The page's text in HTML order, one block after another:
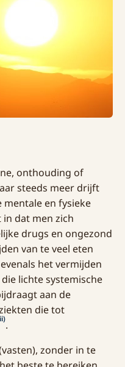
onthouding of
steeds meer drijft
mentale en fysieke
dat men zich
drugs en ongezond
van te veel eten
het vermijden
lichte systemische
aan de
die tot
.
zonder in te